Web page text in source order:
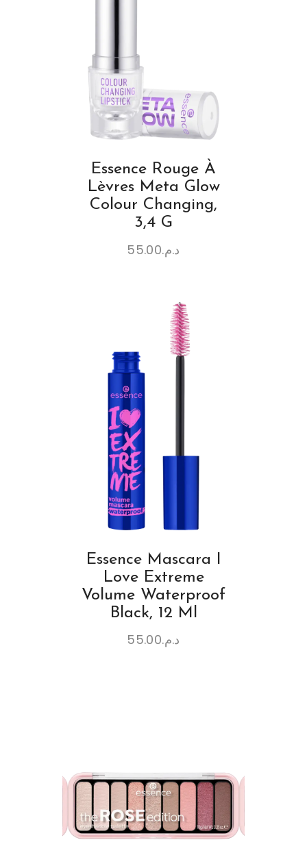
Essence Rouge À
Lèvres Meta Glow
Colour Changing,
3,4 G
د.م.55.00
Essence Mascara I
Love Extreme
Volume Waterproof
Black, 12 Ml
د.م.55.00